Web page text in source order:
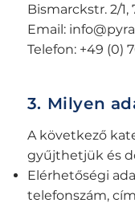
Bismarckstr. 2/1,
Email:
Telefon: +49 (0)
3. Milyen
A következő
gyűjthetjük és
Elérhetőségi
telefonszám, cím